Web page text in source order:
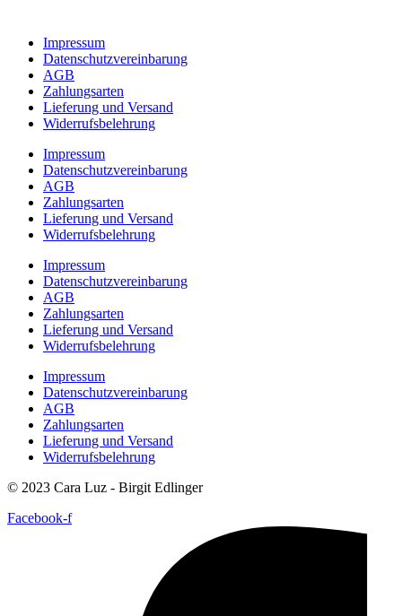
Impressum
Datenschutzvereinbarung
AGB
Zahlungsarten
Lieferung und Versand
Widerrufsbelehrung
Impressum
Datenschutzvereinbarung
AGB
Zahlungsarten
Lieferung und Versand
Widerrufsbelehrung
Impressum
Datenschutzvereinbarung
AGB
Zahlungsarten
Lieferung und Versand
Widerrufsbelehrung
Impressum
Datenschutzvereinbarung
AGB
Zahlungsarten
Lieferung und Versand
Widerrufsbelehrung
© 2023 Cara Luz - Birgit Edlinger
Facebook-f